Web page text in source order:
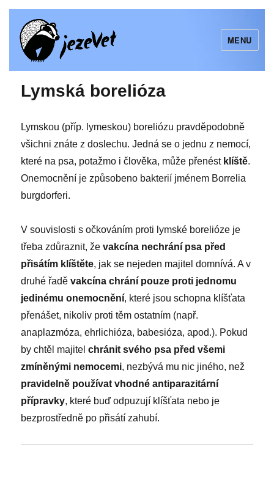
jezeVet
MENU
Lymská borelióza
Lymskou (příp. lymeskou) boreliózu pravděpodobně
všichni znáte z doslechu. Jedná se o jednu z nemocí,
které na psa, potažmo i člověka, může přenést klíště.
Onemocnění je způsobeno bakterií jménem Borrelia
burgdorferi.
V souvislosti s očkováním proti lymské borelióze je
třeba zdůraznit, ževakcína nechrání psa před
přisátím klíštěte, jak se nejeden majitel domnívá. A v
druhé řaděvakcína chrání pouze proti jednomu
jedinému onemocnění, které jsou schopna klíšťata
přenášet, nikoliv proti těm ostatním (např.
anaplazmóza, ehrlichióza, babesióza, apod.). Pokud
by chtěl majitelchránit svého psa před všemi
zmíněnými nemocemi, nezbývá mu nic jiného, než
pravidelně používat vhodné antiparazitární
přípravky, které buď odpuzují klíšťata nebo je
bezprostředně po přisátí zahubí.